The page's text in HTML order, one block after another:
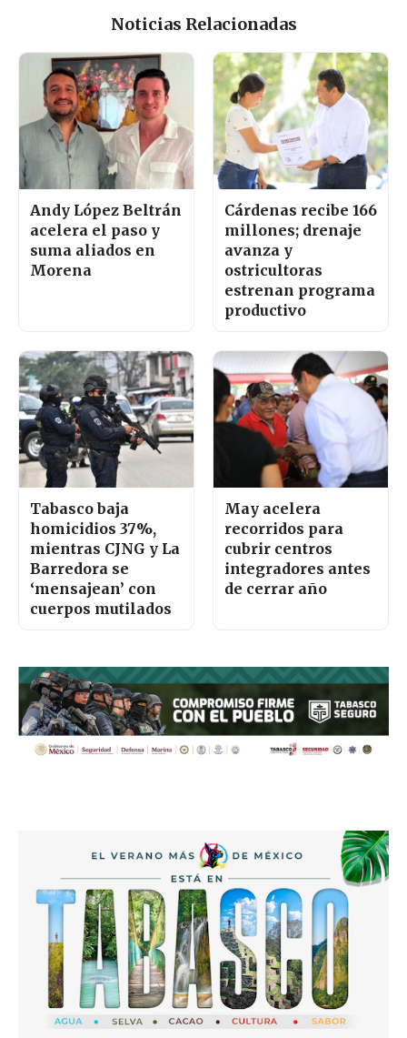
Noticias Relacionadas
Andy López Beltrán
acelera el paso y
suma aliados en
Morena
Cárdenas recibe 166
millones; drenaje
avanza y
ostricultoras
estrenan programa
productivo
Tabasco baja
homicidios 37%,
mientras CJNG y La
Barredora se
‘mensajean’ con
cuerpos mutilados
May acelera
recorridos para
cubrir centros
integradores antes
de cerrar año